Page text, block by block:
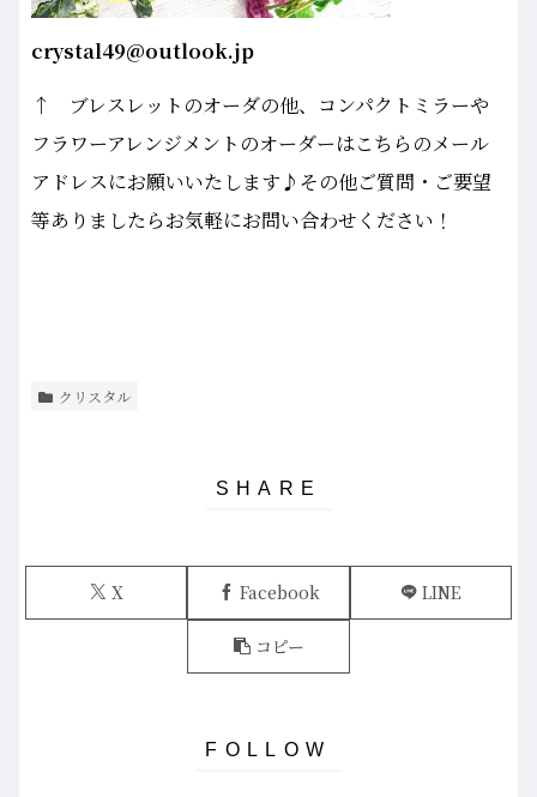
crystal49@outlook.jp
↑ ブレスレットのオーダの他、コンパクトミラーや
フラワーアレンジメントのオーダーはこちらのメール
アドレスにお願いいたします♪その他ご質問・ご要望
等ありましたらお気軽にお問い合わせください！
クリスタル
X Facebook LINE
コピー